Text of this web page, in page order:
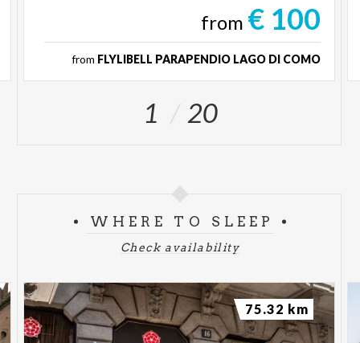
from € 100
from FLYLIBELL PARAPENDIO LAGO DI COMO
1 20
WHERE TO SLEEP
Check availability
75.32 km